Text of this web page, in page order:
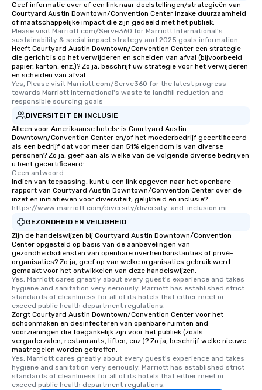
Geef informatie over of een link naar doelstellingen/strategieën van
Courtyard Austin Downtown/Convention Center inzake duurzaamheid
of maatschappelijke impact die zijn gedeeld met het publiek.
Please visit Marriott.com/Serve360 for Marriott International's
sustainability & social impact strategy and 2025 goals information.
Heeft Courtyard Austin Downtown/Convention Center een strategie
die gericht is op het verwijderen en scheiden van afval (bijvoorbeeld
papier, karton, enz.)? Zo ja, beschrijf uw strategie voor het verwijderen
en scheiden van afval.
Yes, Please visit Marriott.com/Serve360 for the latest progress
towards Marriott International's waste to landfill reduction and
responsible sourcing goals
DIVERSITEIT EN INCLUSIE
Alleen voor Amerikaanse hotels: is Courtyard Austin
Downtown/Convention Center en/of het moederbedrijf gecertificeerd
als een bedrijf dat voor meer dan 51% eigendom is van diverse
personen? Zo ja, geef aan als welke van de volgende diverse bedrijven
u bent gecertificeerd:
Geen antwoord.
Indien van toepassing, kunt u een link opgeven naar het openbare
rapport van Courtyard Austin Downtown/Convention Center over de
inzet en initiatieven voor diversiteit, gelijkheid en inclusie?
https://www.marriott.com/diversity/diversity-and-inclusion.mi
GEZONDHEID EN VEILIGHEID
Zijn de handelswijzen bij Courtyard Austin Downtown/Convention
Center opgesteld op basis van de aanbevelingen van
gezondheidsdiensten van openbare overheidsinstanties of privé-
organisaties? Zo ja, geef op van welke organisaties gebruik werd
gemaakt voor het ontwikkelen van deze handelswijzen.
Yes, Marriott cares greatly about every guest's experience and takes
hygiene and sanitation very seriously. Marriott has established strict
standards of cleanliness for all of its hotels that either meet or
exceed public health department regulations.
Zorgt Courtyard Austin Downtown/Convention Center voor het
schoonmaken en desinfecteren van openbare ruimten and
voorzieningen die toegankelijk zijn voor het publiek (zoals
vergaderzalen, restaurants, liften, enz.)? Zo ja, beschrijf welke nieuwe
maatregelen worden getroffen.
Yes, Marriott cares greatly about every guest's experience and takes
hygiene and sanitation very seriously. Marriott has established strict
standards of cleanliness for all of its hotels that either meet or
exceed public health department regulations.